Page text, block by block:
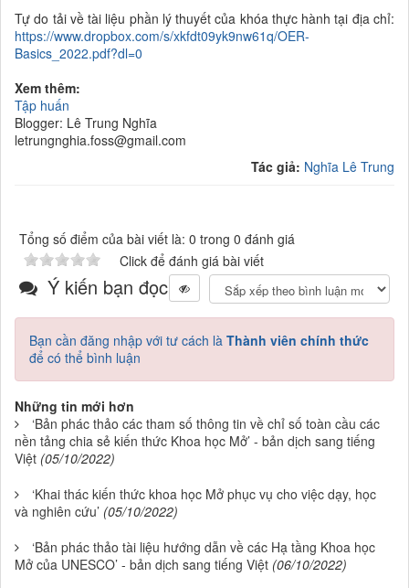
Tự do tải về tài liệu phần lý thuyết của khóa thực hành tại địa chỉ:
https://www.dropbox.com/s/xkfdt09yk9nw61q/OER-
Basics_2022.pdf?dl=0
Xem thêm:
Tập huấn
Blogger: Lê Trung Nghĩa
letrungnghia.foss@gmail.com
Tác giả: Nghĩa Lê Trung
Tổng số điểm của bài viết là: 0 trong 0 đánh giá
Click để đánh giá bài viết
Ý kiến bạn đọc
Bạn cần đăng nhập với tư cách là Thành viên chính thức
để có thể bình luận
Những tin mới hơn
‘Bản phác thảo các tham số thông tin về chỉ số toàn cầu các
nền tảng chia sẻ kiến thức Khoa học Mở’ - bản dịch sang tiếng
Việt (05/10/2022)
‘Khai thác kiến thức khoa học Mở phục vụ cho việc dạy, học
và nghiên cứu’ (05/10/2022)
‘Bản phác thảo tài liệu hướng dẫn về các Hạ tầng Khoa học
Mở của UNESCO’ - bản dịch sang tiếng Việt (06/10/2022)